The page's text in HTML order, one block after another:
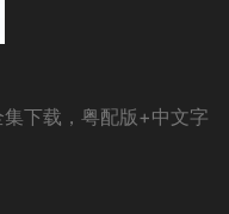
下载，粤配版+中文字